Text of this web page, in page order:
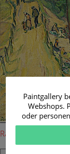
Raum-Simulation
Paintgallery
Webshops.
oder